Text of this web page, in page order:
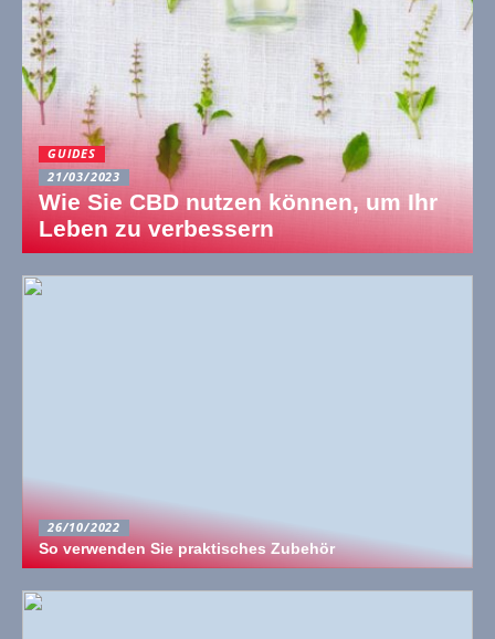
GUIDES
21/03/2023
Wie Sie CBD nutzen können, um Ihr
Leben zu verbessern
26/10/2022
So verwenden Sie praktisches Zubehör